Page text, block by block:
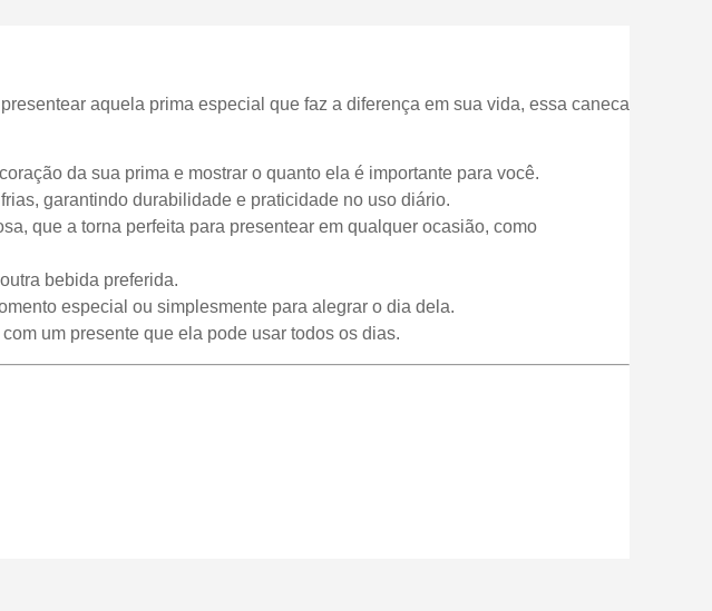
aquela prima especial que faz a diferença em sua vida, essa caneca
da sua prima e mostrar o quanto ela é importante para você.
garantindo durabilidade e praticidade no uso diário.
que a torna perfeita para presentear em qualquer ocasião, como
bebida preferida.
especial ou simplesmente para alegrar o dia dela.
um presente que ela pode usar todos os dias.